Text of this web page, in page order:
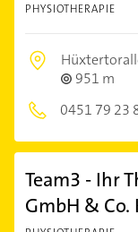
PHYSIOTHERAPIE
951 m
0451 79 23
Team3 - Ihr
GmbH & Co.